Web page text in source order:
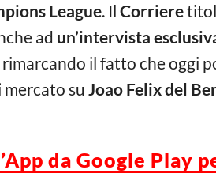
League. Il Corriere
ad un’intervista
rimarcando il fatto che oggi
suJoao Felix del
da Google Play